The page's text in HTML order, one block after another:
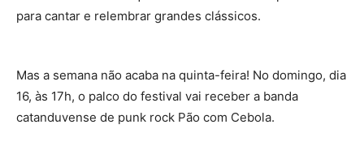
para cantar e relembrar grandes clássicos.
Mas a semana não acaba na quinta-feira! No domingo, dia
16, às 17h, o palco do festival vai receber a banda
catanduvense de punk rock Pão com Cebola.